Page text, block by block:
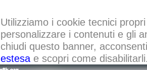
Utilizziamo i cookie tecnici
personalizzare i contenuti e gli
chiudi questo banner,
estesae scopri come